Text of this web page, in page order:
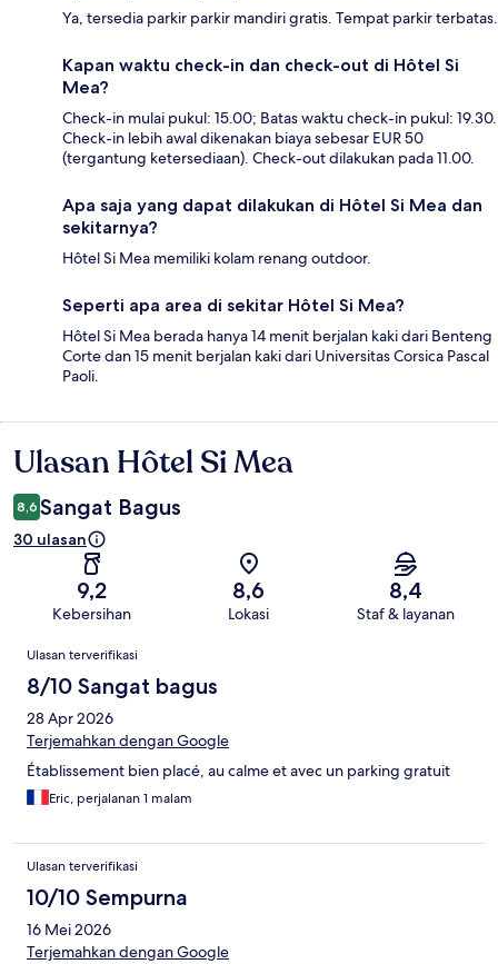
Ya, tersedia parkir parkir mandiri gratis. Tempat parkir terbatas.
Kapan waktu check-in dan check-out di Hôtel Si
Mea?
Check-in mulai pukul: 15.00; Batas waktu check-in pukul: 19.30.
Check-in lebih awal dikenakan biaya sebesar EUR 50
(tergantung ketersediaan). Check-out dilakukan pada 11.00.
Apa saja yang dapat dilakukan di Hôtel Si Mea dan
sekitarnya?
Hôtel Si Mea memiliki kolam renang outdoor.
Seperti apa area di sekitar Hôtel Si Mea?
Hôtel Si Mea berada hanya 14 menit berjalan kaki dari Benteng
Corte dan 15 menit berjalan kaki dari Universitas Corsica Pascal
Paoli.
Ulasan
Ulasan Hôtel Si Mea
8,6 Sangat Bagus
30 ulasan
9,2
Kebersihan
8,6
Lokasi
8,4
Staf & layanan
Ulasan
Ulasan terverifikasi
8/10 Sangat bagus
28 Apr 2026
Terjemahkan dengan Google
Établissement bien placé, au calme et avec un parking gratuit
Eric, perjalanan 1 malam
Ulasan terverifikasi
10/10 Sempurna
16 Mei 2026
Terjemahkan dengan Google